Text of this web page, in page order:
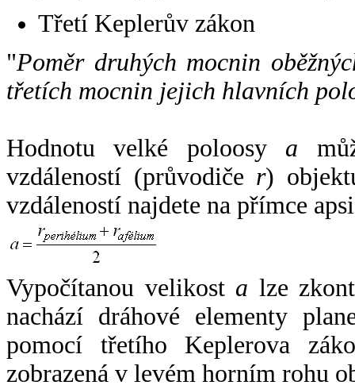
Třetí Keplerův zákon
"Poměr druhých mocnin
třetích mocnin jejich hlavních
Hodnotu velké poloosy a
vzdáleností (průvodiče r)
vzdáleností najdete na přímce
Vypočítanou velikost a lze
nachází dráhové elementy
pomocí třetího Keplerova
zobrazená v levém horním rohu